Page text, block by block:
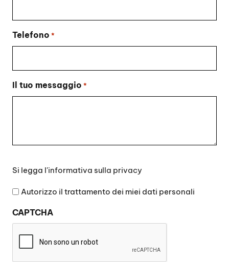
Telefono *
Il tuo messaggio *
legga
l'informativa
privacy
Si legga l'informativa sulla privacy
Autorizzo il trattamento dei miei dati personali
CAPTCHA